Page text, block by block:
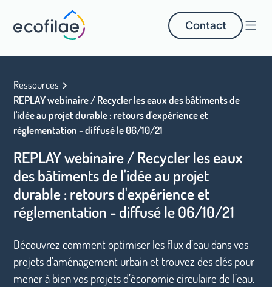
Contact
Ressources
REPLAY webinaire / Recycler les eaux des bâtiments de
l'idée au projet durable : retours d'expérience et
réglementation - diffusé le 06/10/21
REPLAY webinaire / Recycler les eaux
des bâtiments de l'idée au projet
durable : retours d'expérience et
réglementation - diffusé le 06/10/21
Découvrez comment optimiser les flux d’eau dans vos
projets d’aménagement urbain et trouvez des clés pour
mener à bien vos projets d’économie circulaire de l’eau.